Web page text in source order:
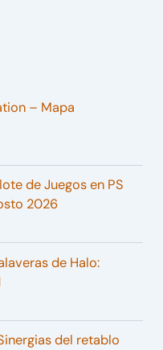
– Mapa
de Juegos en PS
2026
de Halo:
del retablo